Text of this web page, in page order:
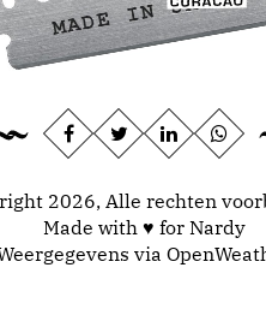
2026, Alle rechten
Made with ♥ for Nardy
via